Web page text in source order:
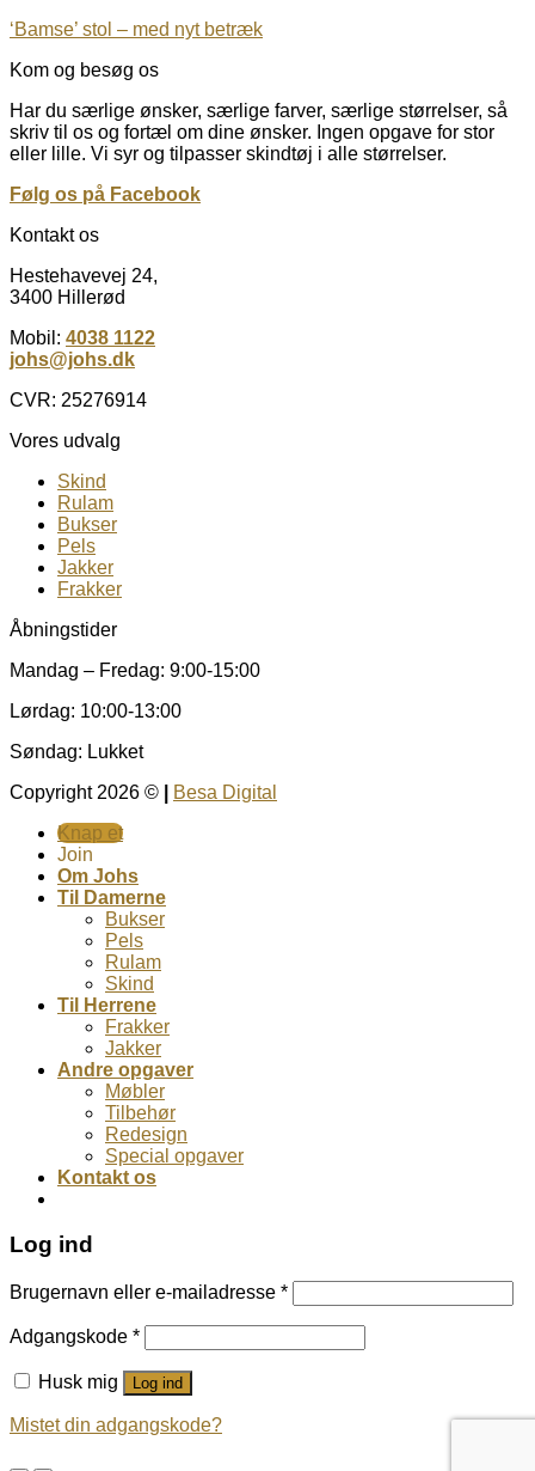
‘Bamse’ stol – med nyt betræk
Kom og besøg os
Har du særlige ønsker, særlige farver, særlige størrelser, så
skriv til os og fortæl om dine ønsker. Ingen opgave for stor
eller lille. Vi syr og tilpasser skindtøj i alle størrelser.
Følg os på Facebook
Kontakt os
Hestehavevej 24,
3400 Hillerød
Mobil: 4038 1122
johs@johs.dk
CVR: 25276914
Vores udvalg
Skind
Rulam
Bukser
Pels
Jakker
Frakker
Åbningstider
Mandag – Fredag: 9:00-15:00
Lørdag: 10:00-13:00
Søndag: Lukket
Copyright 2026 ©
Besa Digital
Knap et
Join
Om Johs
Til Damerne
Bukser
Pels
Rulam
Skind
Til Herrene
Frakker
Jakker
Andre opgaver
Møbler
Tilbehør
Redesign
Special opgaver
Kontakt os
Log ind
Brugernavn eller e-mailadresse *
Adgangskode *
Husk mig Log ind
Mistet din adgangskode?